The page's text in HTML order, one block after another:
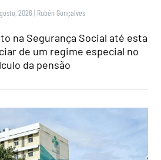
2026 | Rubén Gonçalves
na Segurança Social até esta
de um regime especial no
da pensão